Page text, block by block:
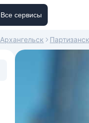
Все сервисы
Архангельск